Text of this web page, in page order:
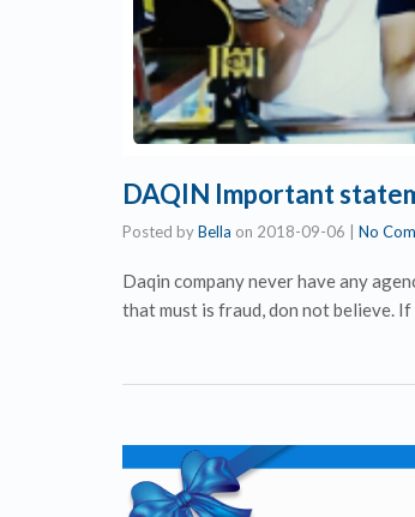
DAQIN Important
Posted byBella on 2018-09-06 No
Daqin company never have any
that must is fraud, don not believe.